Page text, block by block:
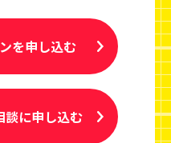
を申し込む
談に申し込む